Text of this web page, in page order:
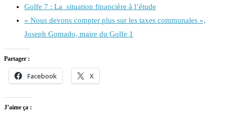
Golfe 7 : La situation financière à l’étude
« Nous devons compter plus sur les taxes communales »,
Joseph Gomado, maire du Golfe 1
Partager :
Facebook X
J’aime ça :